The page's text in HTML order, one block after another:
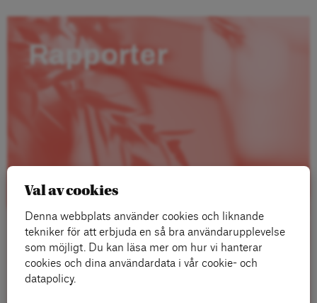
Rapporter
Läs mer
Val av cookies
Denna webbplats använder cookies och liknande
tekniker för att erbjuda en så bra användarupplevelse
som möjligt. Du kan läsa mer om hur vi hanterar
cookies och dina användardata i vår cookie- och
datapolicy.